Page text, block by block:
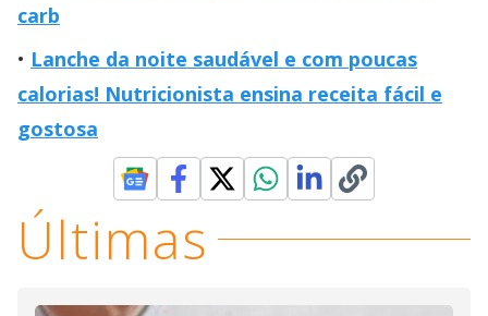
carb
Lanche da noite saudável e com poucas
calorias! Nutricionista ensina receita fácil e
gostosa
Últimas